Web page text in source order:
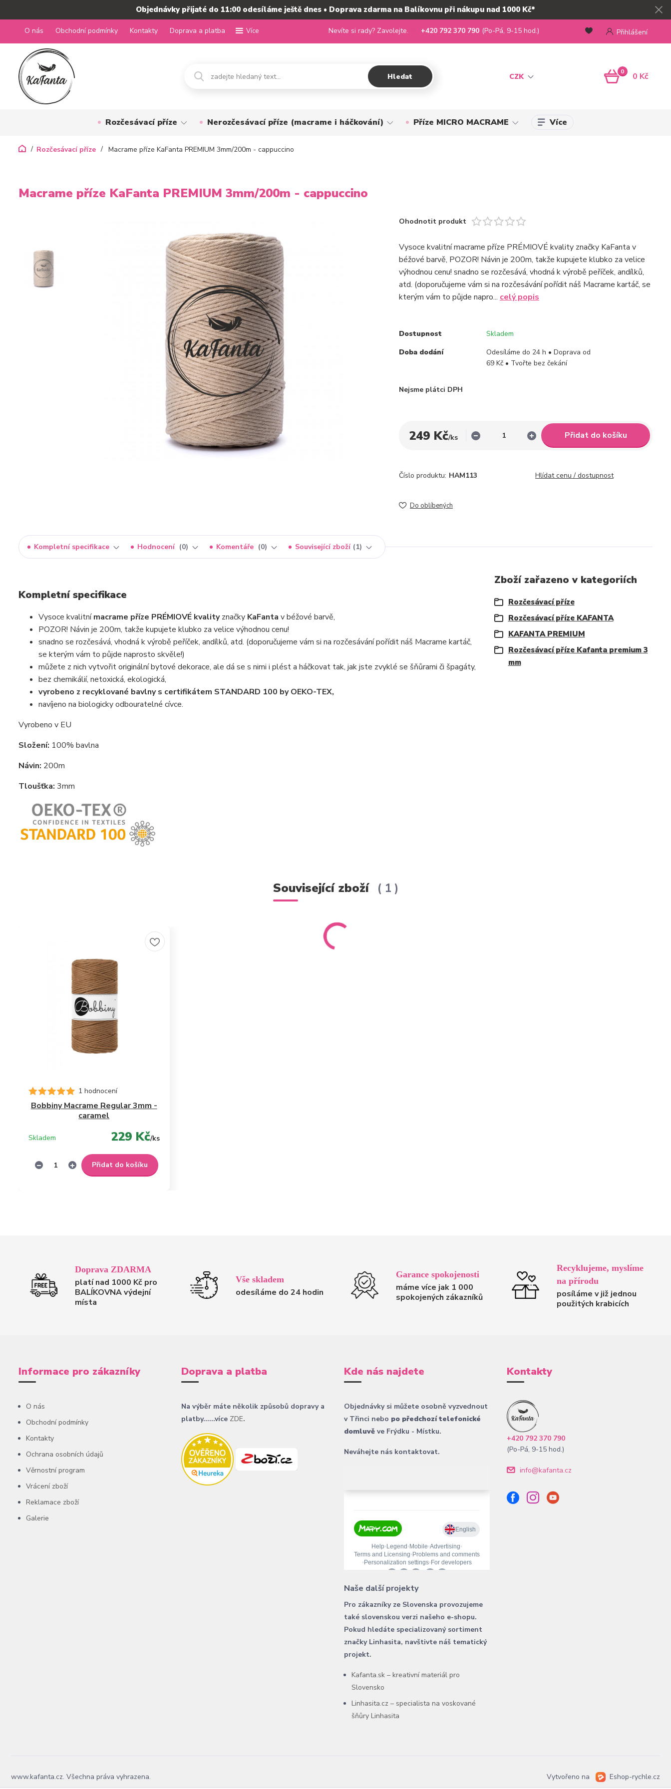
Objednávky přijaté do 11:00 odesíláme ještě dnes • Doprava zdarma na Balíkovnu při nákupu nad 1000 Kč*
O nás Obchodní podmínky Kontakty Doprava a platba Více
CZK
Přihlášení
Hledat
Nevíte si rady? Zavolejte. +420 792 370 790 (Po-Pá, 9-15 hod.)
0 0 Kč
Rozčesávací příze Nerozčesávací příze (macrame i háčkování) Příze MICRO MACRAME Více
Rozčesávací příze Macrame příze KaFanta PREMIUM 3mm/200m - cappuccino
Macrame příze KaFanta PREMIUM 3mm/200m - cappuccino
Ohodnotit produkt
Vysoce kvalitní macrame příze PRÉMIOVÉ kvality značky KaFanta v
béžové barvě, POZOR! Návin je 200m, takže kupujete klubko za velice
výhodnou cenu! snadno se rozčesává, vhodná k výrobě peříček, andílků,
atd. (doporučujeme vám si na rozčesávání pořídit náš Macrame kartáč, se
kterým vám to půjde napro... celý popis
Dostupnost
Skladem
Doba dodání
Odesíláme do 24 h • Doprava od
69 Kč • Tvořte bez čekání
Nejsme plátci DPH
249 Kč/ks Přidat do košíku
Číslo produktu: HAM113 Hlídat cenu / dostupnost
Do oblíbených
Kompletní specifikace Hodnocení 0 Komentáře 0 Související zboží 1
Kompletní specifikace
Vysoce kvalitnímacrame příze PRÉMIOVÉ kvalityznačky KaFanta v béžové barvě,
POZOR! Návin je 200m, takže kupujete klubko za velice výhodnou cenu!
snadno se rozčesává, vhodná k výrobě peříček, andílků, atd. (doporučujeme vám si na rozčesávání pořídit náš Macrame kartáč,
se kterým vám to půjde naprosto skvěle!)
můžete z nich vytvořit originální bytové dekorace, ale dá se s nimi i plést a háčkovat tak, jak jste zvyklé se šňůrami či špagáty,
bez chemikálií, netoxická, ekologická,
vyrobeno z recyklované bavlny s certifikátem STANDARD 100 by OEKO-TEX,
navíjeno na biologicky odbouratelné cívce.
Vyrobeno v EU
Složení: 100% bavlna
Návin: 200m
Tloušťka: 3mm
Zboží zařazeno v kategoriích
Rozčesávací příze
Rozčesávací příze KAFANTA
KAFANTA PREMIUM
Rozčesávací příze Kafanta premium 3
mm
Související zboží 1
1 hodnocení
Bobbiny Macrame Regular 3mm -
caramel
229 Kč/ks
Skladem
Přidat do košíku
Doprava ZDARMA
platí nad 1000 Kč pro
BALÍKOVNA výdejní
místa
Vše skladem
odesíláme do 24 hodin
Garance spokojenosti
máme více jak 1 000
spokojených zákazníků
Recyklujeme, myslíme
na přírodu
posíláme v již jednou
použitých krabicích
Informace pro zákazníky
O nás
Obchodní podmínky
Kontakty
Ochrana osobních údajů
Věrnostní program
Vrácení zboží
Reklamace zboží
Galerie
Doprava a platba
Na výběr máte několik způsobů dopravy a
platby......více ZDE.
Kde nás najdete
Objednávky si můžete osobně vyzvednout
v Třinci nebo po předchozí telefonické
domluvě ve Frýdku - Místku.
Neváhejte nás kontaktovat.
Naše další projekty
Pro zákazníky ze Slovenska provozujeme
také slovenskou verzi našeho e-shopu.
Pokud hledáte specializovaný sortiment
značky Linhasita, navštivte náš tematický
projekt.
Kafanta.sk – kreativní materiál pro
Slovensko
Linhasita.cz – specialista na voskované
šňůry Linhasita
Kontakty
+420 792 370 790
(Po-Pá, 9-15 hod.)
info@kafanta.cz
www.kafanta.cz. Všechna práva vyhrazena. Vytvořeno na Eshop-rychle.cz